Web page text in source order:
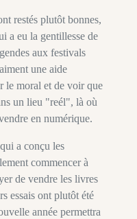
restés plutôt bonnes,
a eu la gentillesse de
aux festivals
une aide
le moral et de voir que
un lieu "reél", là où
en numérique.
a conçu les
commencer à
de vendre les livres
essais ont plutôt été
année permettra